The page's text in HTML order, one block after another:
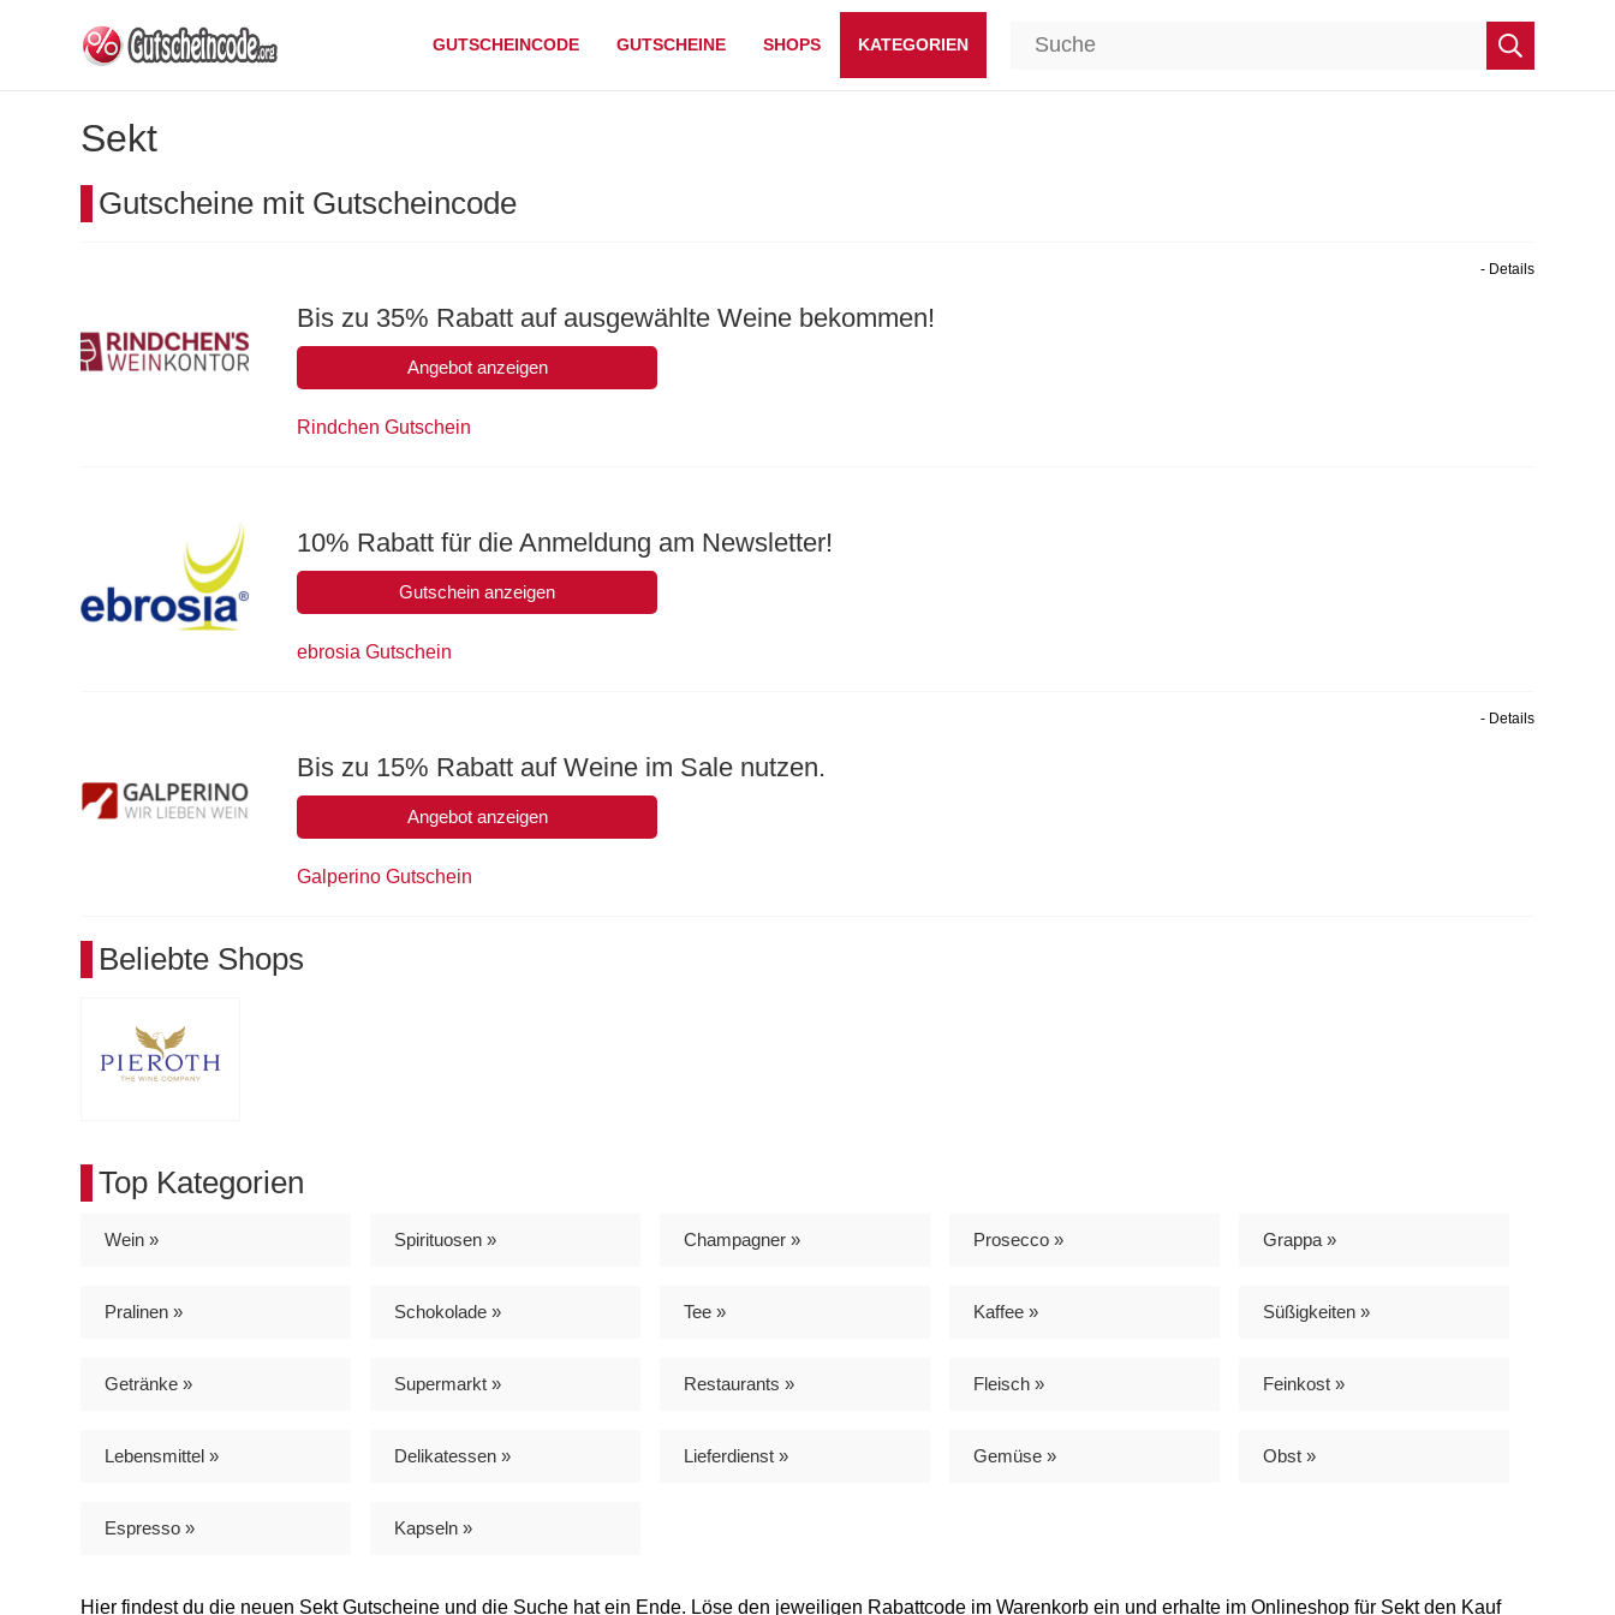
GUTSCHEINCODE GUTSCHEINE SHOPS KATEGORIEN
Sekt
Gutscheine mit Gutscheincode
Bis zu 35% Rabatt auf ausgewählte Weine bekommen!
Angebot anzeigen
- Details
Rindchen Gutschein
10% Rabatt für die Anmeldung am Newsletter!
Gutschein anzeigen
ebrosia Gutschein
Bis zu 15% Rabatt auf Weine im Sale nutzen.
Angebot anzeigen
- Details
Galperino Gutschein
Beliebte Shops
Top Kategorien
Wein » Spirituosen » Champagner » Prosecco » Grappa »
Pralinen » Schokolade » Tee » Kaffee » Süßigkeiten »
Getränke » Supermarkt » Restaurants » Fleisch » Feinkost »
Lebensmittel » Delikatessen » Lieferdienst » Gemüse » Obst »
Espresso » Kapseln »
Hier findest du die neuen Sekt Gutscheine und die Suche hat ein Ende. Löse den jeweiligen Rabattcode im Warenkorb ein und erhalte im Onlineshop für Sekt den Kauf